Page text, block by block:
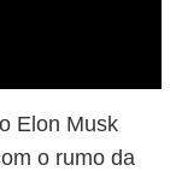
Elon Musk
o rumo da